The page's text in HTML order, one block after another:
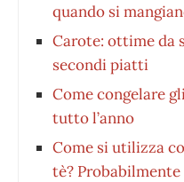
quando si
Carote: ottime da
secondi piatti
Come congelare
tutto l’anno
Come si utilizza
tè?